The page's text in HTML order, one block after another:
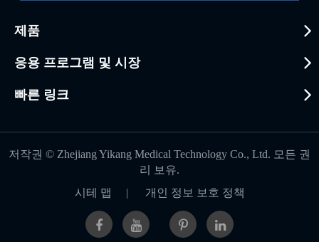
제품
응용 프로그램 및 시장
빠른 링크
저작권 © Zhejiang Yikang Medical Technology Co., Ltd. 모든 권
리 보유.
시테 맵 | 개인 정보 보호 정책